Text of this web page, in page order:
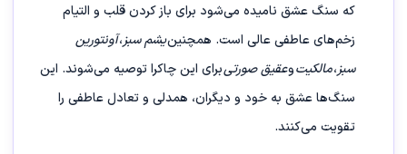
که سنگ عشق نامیده می‌شود برای باز کردن قلب و التیام
زخم‌های عاطفی عالی است. همچنینیشم سبز،آونتورین
سبز،مالکیتوعقیق صورتیبرای این چاکرا توصیه می‌شوند. این
سنگ‌ها عشق به خود و دیگران، همدلی و تعادل عاطفی را
تقویت می‌کنند.